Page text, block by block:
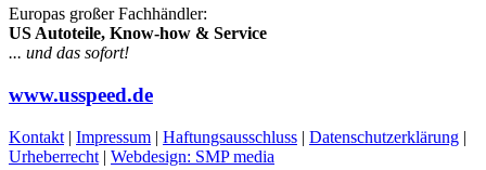
Europas großer Fachhändler:
US Autoteile, Know-how & Service
... und das sofort!
www.usspeed.de
Kontakt | Impressum | Haftungsausschluss | Datenschutzerklärung |
Urheberrecht | Webdesign: SMP media